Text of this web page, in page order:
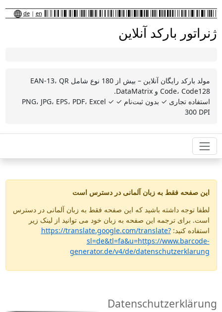
de| en
ژنراتور بارکد آنلاین
مولد بارکد رایگان آنلاین – بیش از 180 نوع شامل EAN-13، QR
Code، Code128 و DataMatrix.
استفاده تجاری ✓ بدون ثبت‌نام ✓ PNG، JPG، EPS، PDF، Excel ✓
300 DPI
این صفحه فقط به زبان آلمانی در دسترس است
لطفا توجه داشته باشید که این صفحه فقط به زبان آلمانی در دسترس
است. برای ترجمه این صفحه به زبان خود می توانید از لینک زیر
استفاده کنید:https://translate.google.com/translate?
sl=de&tl=fa&u=https://www.barcode-
generator.de/v4/de/datenschutzerklarung
Datenschutzerklärung